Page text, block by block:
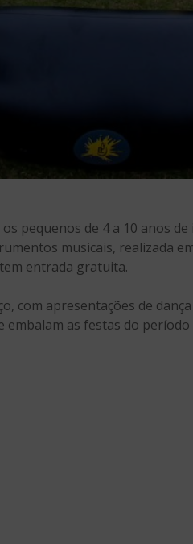
pequenos de 4 a 10 anos
musicais, realizada
entrada gratuita.
com apresentações de
as festas do